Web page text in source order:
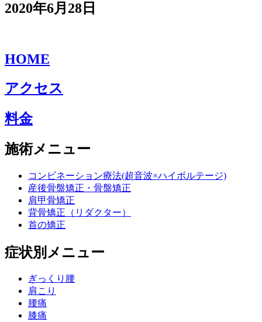
2020年6月28日
HOME
アクセス
料金
施術メニュー
コンビネーション療法(超音波×ハイボルテージ)
産後骨盤矯正・骨盤矯正
肩甲骨矯正
背骨矯正（リダクター）
首の矯正
症状別メニュー
ぎっくり腰
肩こり
腰痛
膝痛